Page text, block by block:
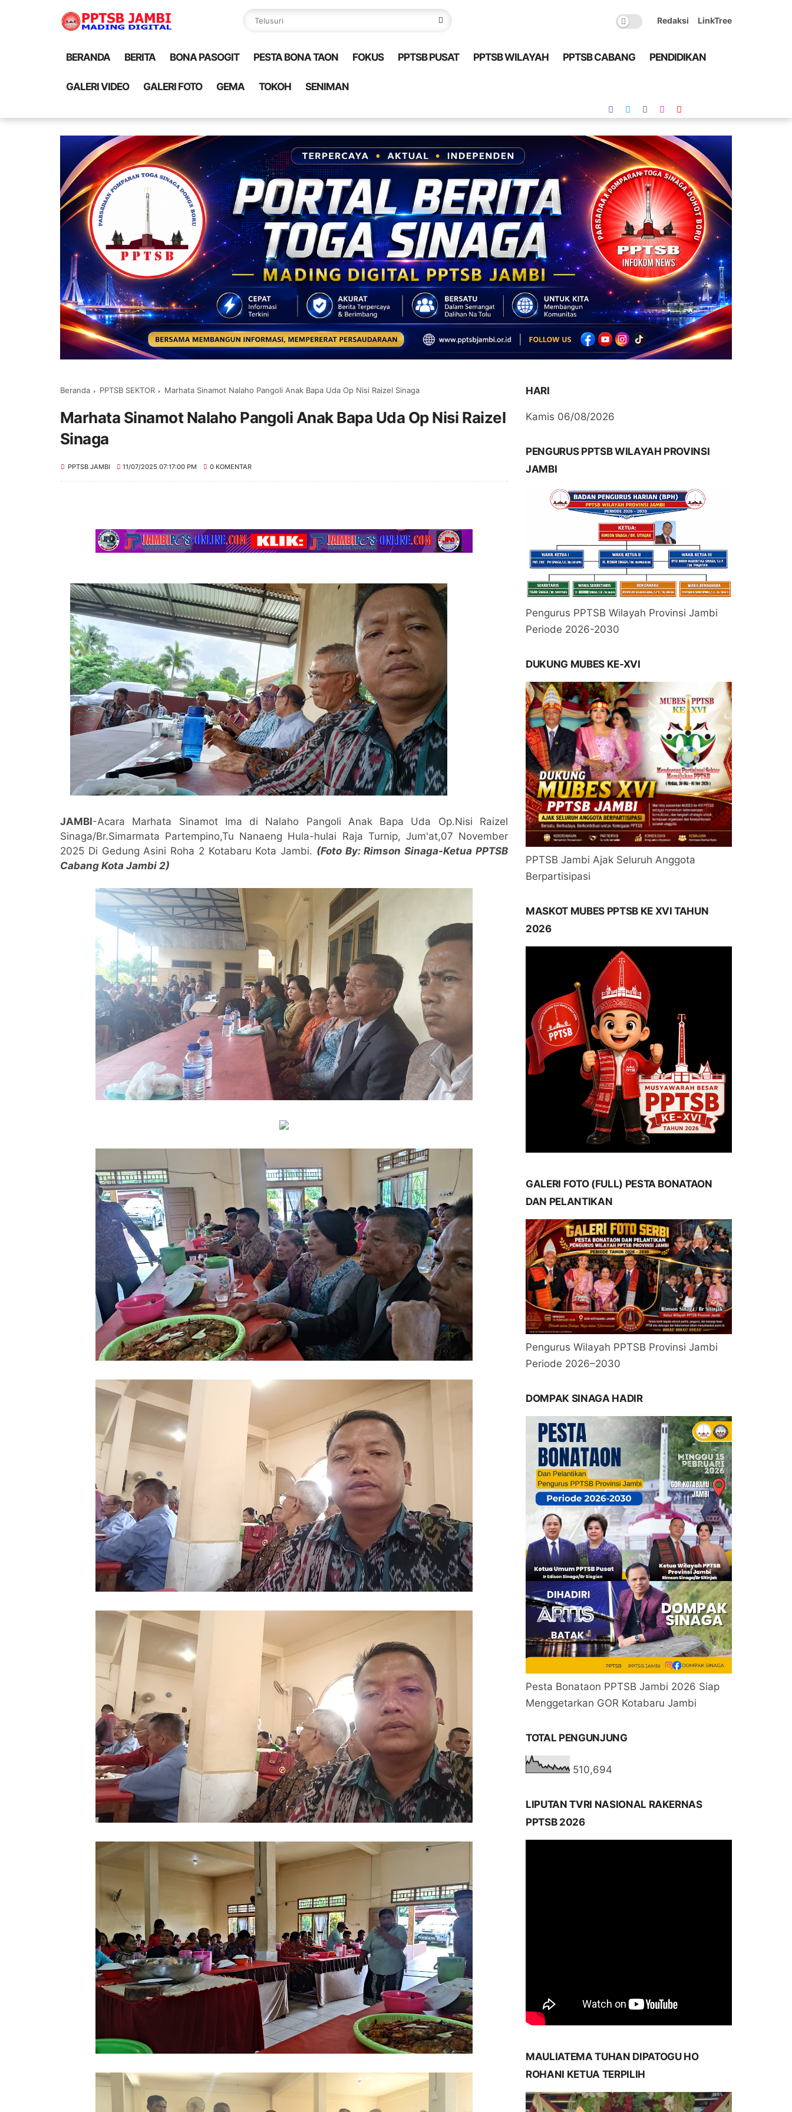
Redaksi LinkTree
BERANDA BERITA BONA PASOGIT PESTA BONA TAON FOKUS PPTSB PUSAT PPTSB WILAYAH PPTSB CABANG PENDIDIKAN
GALERI VIDEO GALERI FOTO GEMA TOKOH SENIMAN
Beranda PPTSB SEKTOR Marhata Sinamot Nalaho Pangoli Anak Bapa Uda Op Nisi Raizel Sinaga
Marhata Sinamot Nalaho Pangoli Anak Bapa Uda Op Nisi Raizel
Sinaga
PPTSB JAMBI 11/07/2025 07:17:00 PM 0 KOMENTAR
JAMBI-Acara Marhata Sinamot Ima di Nalaho Pangoli Anak Bapa Uda Op.Nisi Raizel
Sinaga/Br.Simarmata Partempino,Tu Nanaeng Hula-hulai Raja Turnip, Jum'at,07 November
2025 Di Gedung Asini Roha 2 Kotabaru Kota Jambi. (Foto By: Rimson Sinaga-Ketua PPTSB
Cabang Kota Jambi 2)
HARI
Kamis 06/08/2026
PENGURUS PPTSB WILAYAH PROVINSI
JAMBI
Pengurus PPTSB Wilayah Provinsi Jambi
Periode 2026-2030
DUKUNG MUBES KE-XVI
PPTSB Jambi Ajak Seluruh Anggota
Berpartisipasi
MASKOT MUBES PPTSB KE XVI TAHUN
2026
GALERI FOTO (FULL) PESTA BONATAON
DAN PELANTIKAN
Pengurus Wilayah PPTSB Provinsi Jambi
Periode 2026–2030
DOMPAK SINAGA HADIR
Pesta Bonataon PPTSB Jambi 2026 Siap
Menggetarkan GOR Kotabaru Jambi
TOTAL PENGUNJUNG
510,694
LIPUTAN TVRI NASIONAL RAKERNAS
PPTSB 2026
MAULIATEMA TUHAN DIPATOGU HO
ROHANI KETUA TERPILIH